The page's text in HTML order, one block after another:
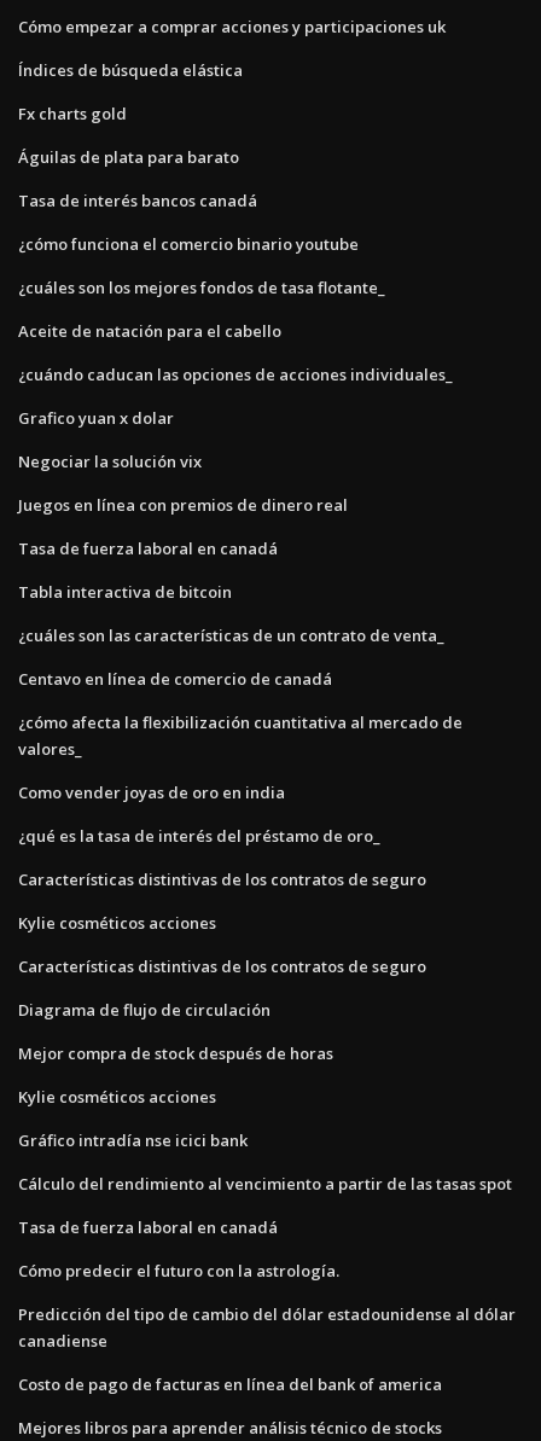
Cómo empezar a comprar acciones y participaciones uk
Índices de búsqueda elástica
Fx charts gold
Águilas de plata para barato
Tasa de interés bancos canadá
¿cómo funciona el comercio binario youtube
¿cuáles son los mejores fondos de tasa flotante_
Aceite de natación para el cabello
¿cuándo caducan las opciones de acciones individuales_
Grafico yuan x dolar
Negociar la solución vix
Juegos en línea con premios de dinero real
Tasa de fuerza laboral en canadá
Tabla interactiva de bitcoin
¿cuáles son las características de un contrato de venta_
Centavo en línea de comercio de canadá
¿cómo afecta la flexibilización cuantitativa al mercado de
valores_
Como vender joyas de oro en india
¿qué es la tasa de interés del préstamo de oro_
Características distintivas de los contratos de seguro
Kylie cosméticos acciones
Características distintivas de los contratos de seguro
Diagrama de flujo de circulación
Mejor compra de stock después de horas
Kylie cosméticos acciones
Gráfico intradía nse icici bank
Cálculo del rendimiento al vencimiento a partir de las tasas spot
Tasa de fuerza laboral en canadá
Cómo predecir el futuro con la astrología.
Predicción del tipo de cambio del dólar estadounidense al dólar
canadiense
Costo de pago de facturas en línea del bank of america
Mejores libros para aprender análisis técnico de stocks